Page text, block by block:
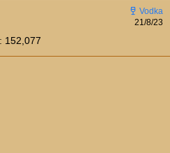
21/8/23
152,077